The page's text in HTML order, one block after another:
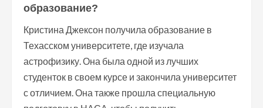
образование?
Кристина Джексон получила образование в
Техасском университете, где изучала
астрофизику. Она была одной из лучших
студенток в своем курсе и закончила университет
с отличием. Она также прошла специальную